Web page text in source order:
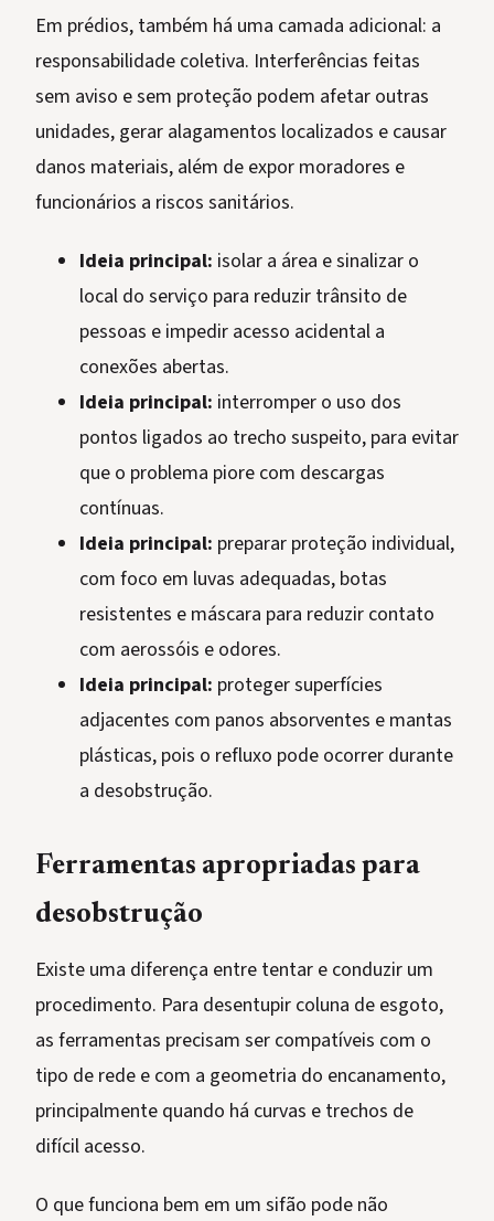
Em prédios, também há uma camada adicional: a
responsabilidade coletiva. Interferências feitas
sem aviso e sem proteção podem afetar outras
unidades, gerar alagamentos localizados e causar
danos materiais, além de expor moradores e
funcionários a riscos sanitários.
Ideia principal: isolar a área e sinalizar o
local do serviço para reduzir trânsito de
pessoas e impedir acesso acidental a
conexões abertas.
Ideia principal: interromper o uso dos
pontos ligados ao trecho suspeito, para evitar
que o problema piore com descargas
contínuas.
Ideia principal: preparar proteção individual,
com foco em luvas adequadas, botas
resistentes e máscara para reduzir contato
com aerossóis e odores.
Ideia principal: proteger superfícies
adjacentes com panos absorventes e mantas
plásticas, pois o refluxo pode ocorrer durante
a desobstrução.
Ferramentas apropriadas para
desobstrução
Existe uma diferença entre tentar e conduzir um
procedimento. Para desentupir coluna de esgoto,
as ferramentas precisam ser compatíveis com o
tipo de rede e com a geometria do encanamento,
principalmente quando há curvas e trechos de
difícil acesso.
O que funciona bem em um sifão pode não